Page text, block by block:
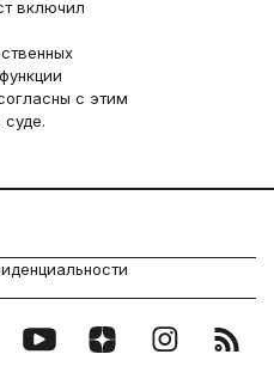
включил
с этим